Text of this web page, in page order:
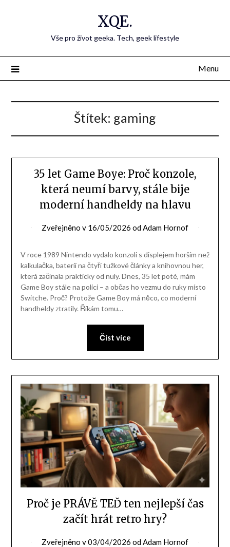
XQE.
Vše pro život geeka. Tech, geek lifestyle
Menu
Štítek: gaming
35 let Game Boye: Proč konzole,
která neumí barvy, stále bije
moderní handheldy na hlavu
Zveřejněno v 16/05/2026 odAdam Hornof
V roce 1989 Nintendo vydalo konzoli s displejem horším než
kalkulačka, baterií na čtyři tužkové články a knihovnou her,
která začínala prakticky od nuly. Dnes, 35 let poté, mám
Game Boy stále na polici – a občas ho vezmu do ruky místo
Switche. Proč? Protože Game Boy má něco, co moderní
handheldy ztratily. Říkám tomu…
Číst více
Proč je PRÁVĚ TEĎ ten nejlepší čas
začít hrát retro hry?
Zveřejněno v03/04/2026 odAdam Hornof